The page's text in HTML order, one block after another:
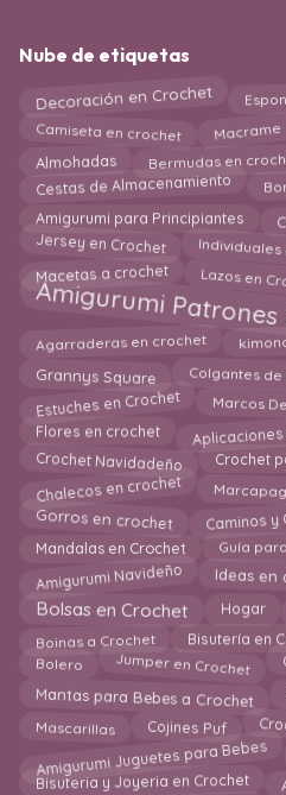
Nube de etiquetas
Decoración en Crochet
Camiseta en crochet Macrame
Almohadas Bermudas en
Cestas de Almacenamiento
Amigurumi para Principiantes
Jersey en Crochet
Macetas a crochet Lazos en
Amigurumi
Agarraderas en crochet
Grannys Square Colgantes
Estuches en Crochet Marcos
Flores en crochet
Crochet Navidadeño Crochet
Chalecos en crochet
Gorros en crochet Caminos
Mandalas en Crochet Guía
Amigurumi Navideño Ideas en
Bolsas en Crochet Hogar
Boinas a Crochet Bisutería en
Bolero Jumper en Crochet
Mantas para Bebes a Crochet
Mascarillas Cojines Puf
Amigurumi Juguetes para Bebes
Bisuteria y Joyeria en Crochet